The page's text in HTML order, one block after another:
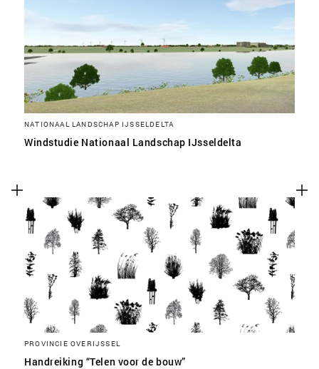
NATIONAAL LANDSCHAP IJSSELDELTA
Windstudie Nationaal Landschap IJsseldelta
PROVINCIE OVERIJSSEL
Handreiking “Telen voor de bouw”